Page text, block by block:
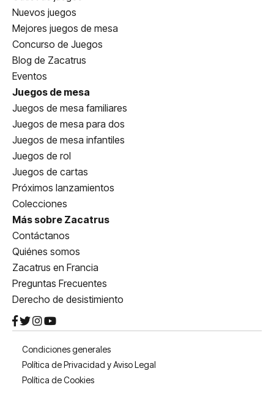
Nuevos juegos
Mejores juegos de mesa
Concurso de Juegos
Blog de Zacatrus
Eventos
Juegos de mesa
Juegos de mesa familiares
Juegos de mesa para dos
Juegos de mesa infantiles
Juegos de rol
Juegos de cartas
Próximos lanzamientos
Colecciones
Más sobre Zacatrus
Contáctanos
Quiénes somos
Zacatrus en Francia
Preguntas Frecuentes
Derecho de desistimiento
Condiciones generales
Política de Privacidad y Aviso Legal
Política de Cookies